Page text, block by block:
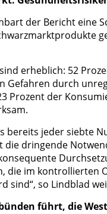
der Bericht eine
erheblich: 52
Gefahren durch
Prozent der
bereits jeder siebte
die dringende
die im kontrollierten
sind“, so Lindblad
führt, die